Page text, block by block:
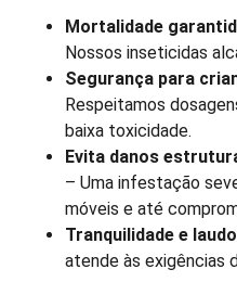
Mortalidade
Nossos inseticidas
Segurança para
Respeitamos
baixa toxicidade.
Evita danos
– Uma infestação
móveis e até
Tranquilidade e
atende às exigências